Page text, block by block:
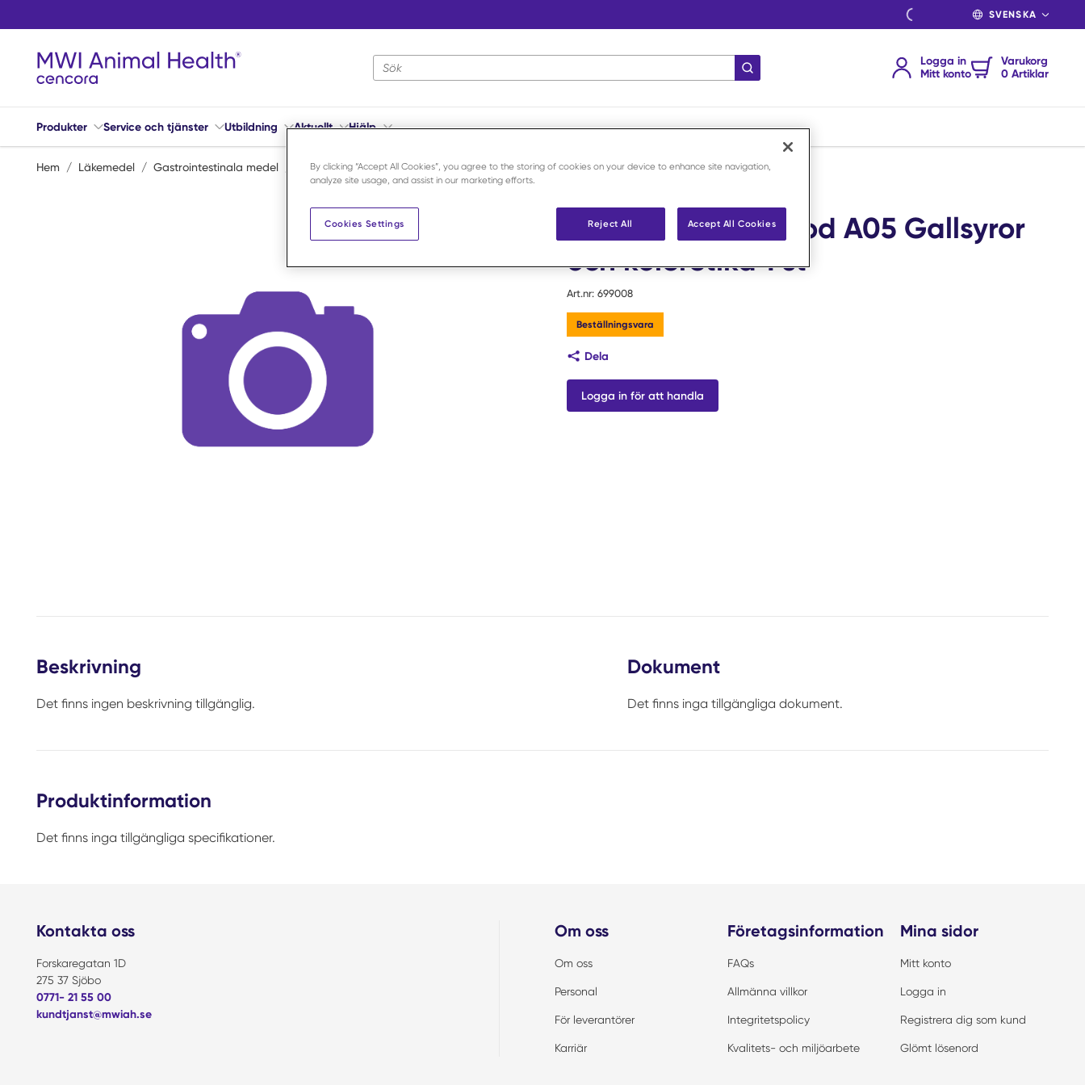
SPRÅK
Webbplatsens sökning
Skicka sökning
Logga in
Mitt konto
Varukorg
0 Artiklar
Produkter Service och tjänster Utbildning Aktuellt Hjälp
Hem / Läkemedel / Gastrointestinala medel Hepatiska medel / Extempore ATC-kod A05 Gallsyror och koleretika 1 st
Extempore ATC-kod A05 Gallsyror
och koleretika 1 st
Art.nr: 699008
Beställningsvara
Dela
Logga in för att handla
Beskrivning
Det finns ingen beskrivning tillgänglig.
Dokument
Det finns inga tillgängliga dokument.
Produktinformation
Det finns inga tillgängliga specifikationer.
Kontakta oss
Forskaregatan 1D
275 37 Sjöbo
0771- 21 55 00
kundtjanst@mwiah.se
Om oss
Om oss
Personal
För leverantörer
Karriär
Företagsinformation
FAQs
Allmänna villkor
Integritetspolicy
Kvalitets- och miljöarbete
Mina sidor
Mitt konto
Logga in
Registrera dig som kund
Glömt lösenord
By clicking “Accept All Cookies”, you agree to the storing of cookies on your device to enhance site navigation,
analyze site usage, and assist in our marketing efforts.
Reject All Accept All Cookies
Cookies Settings